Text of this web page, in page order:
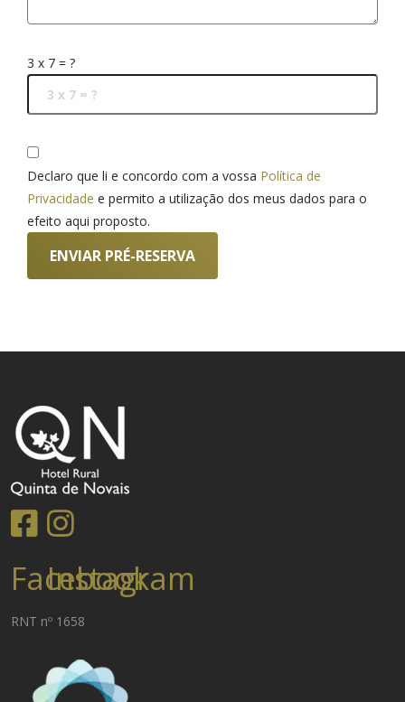
3 x 7 = ?
Declaro que li e concordo com a vossa Política de
Privacidade e permito a utilização dos meus dados para o
efeito aqui proposto.
ENVIAR PRÉ-RESERVA
Facebook
Instagram
RNT nº 1658